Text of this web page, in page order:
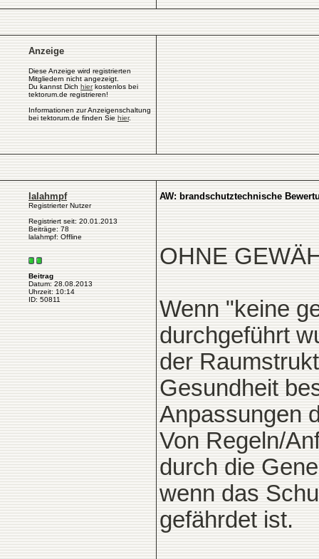
Anzeige
Diese Anzeige wird registrierten
Mitgliedern nicht angezeigt.
Du kannst Dich hierkostenlos bei
tektorum.de registrieren!
Informationen zur Anzeigenschaltung
bei tektorum.de finden Sie hier.
lalahmpf
Registrierter Nutzer
Registriert seit: 20.01.2013
Beiträge: 78
lalahmpf: Offline
Beitrag
Datum: 28.08.2013
Uhrzeit: 10:14
ID: 50811
AW: brandschutztechnische
OHNE
Wenn "keine
durchgeführt
der
Gesundheit
Anpassungen
Von Regeln/
durch die
wenn das
gefährdet ist.